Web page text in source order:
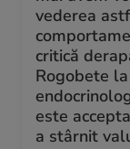
vederea
critică
Rogobete
este
a stârnit